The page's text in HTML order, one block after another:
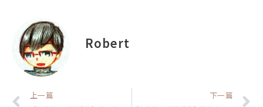
Robert
上一頁
上一篇 下一篇